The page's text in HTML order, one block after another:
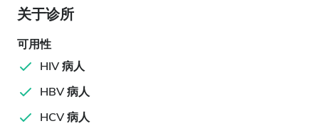
关于诊所
可用性
HIV 病人
HBV 病人
HCV 病人